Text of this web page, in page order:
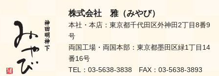
株式会社 雅（みやび）
本社・本店：東京都千代田区外神田2丁目8番9
号
両国工場・両国本部：東京都墨田区緑1丁目14
番16号
TEL：03-5638-3838 FAX：03-5638-3893